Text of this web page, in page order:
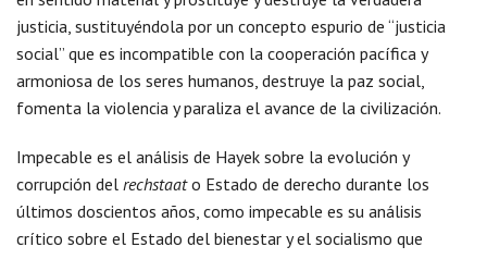
justicia, sustituyéndola por un concepto espurio de “justicia
social” que es incompatible con la cooperación pacífica y
armoniosa de los seres humanos, destruye la paz social,
fomenta la violencia y paraliza el avance de la civilización.
Impecable es el análisis de Hayek sobre la evolución y
corrupción del rechstaato Estado de derecho durante los
últimos doscientos años, como impecable es su análisis
crítico sobre el Estado del bienestar y el socialismo que